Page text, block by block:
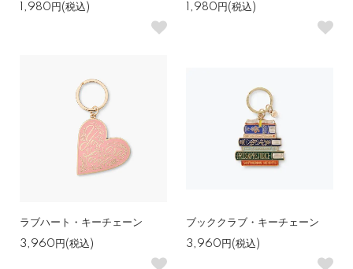
1,980円(税込)
1,980円(税込)
ラブハート・キーチェーン
3,960円(税込)
ブッククラブ・キーチェーン
3,960円(税込)